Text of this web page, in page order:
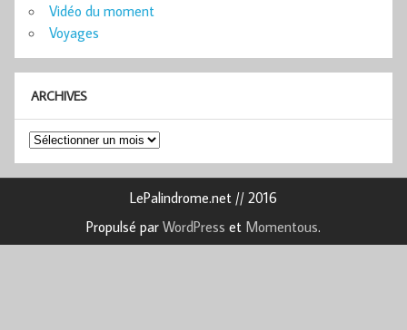
Vidéo du moment
Voyages
ARCHIVES
Archives
LePalindrome.net // 2016
Propulsé par WordPress et Momentous.